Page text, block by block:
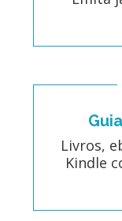
Livros,
Kindle